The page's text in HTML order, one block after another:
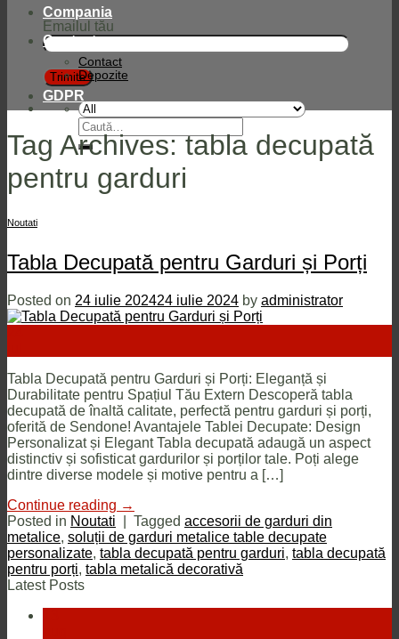
Emailul tău
Caută
după:
Compania
Contact
Contact
Depozite
GDPR
Tag Archives:tabla decupată
pentru garduri
Noutati
Tabla Decupată pentru Garduri și Porți
Posted on 24 iulie 202424 iulie 2024 by administrator
Tabla Decupată pentru Garduri și Porți: Eleganță și
Durabilitate pentru Spațiul Tău Extern Descoperă tabla
decupată de înaltă calitate, perfectă pentru garduri și porți,
oferită de Sendone! Avantajele Tablei Decupate: Design
Personalizat și Elegant Tabla decupată adaugă un aspect
distinctiv și sofisticat gardurilor și porților tale. Poți alege
dintre diverse modele și motive pentru a […]
Continue reading →
Posted in Noutati Tagged accesorii de garduri din
metalice, soluții de garduri metalice table decupate
personalizate, tabla decupată pentru garduri, tabla decupată
pentru porți, tabla metalică decorativă
Latest Posts